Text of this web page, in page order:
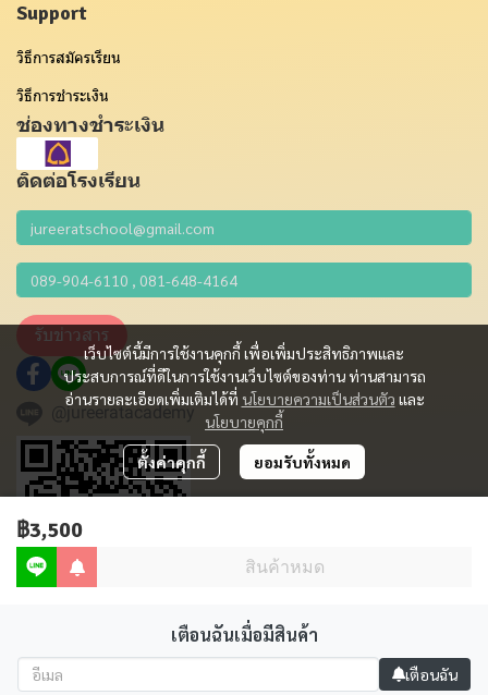
฿3,500
สินค้าหมด
เตือนฉันเมื่อมีสินค้า
เตือนฉัน
เว็บไซต์นี้มีการใช้งานคุกกี้ เพื่อเพิ่มประสิทธิภาพและ
ประสบการณ์ที่ดีในการใช้งานเว็บไซต์ของท่าน ท่านสามารถ
อ่านรายละเอียดเพิ่มเติมได้ที่ นโยบายความเป็นส่วนตัว และ
นโยบายคุกกี้
ตั้งค่าคุกกี้ ยอมรับทั้งหมด
Support
วิธีการสมัครเรียน
วิธีการชำระเงิน
ช่องทางชำระเงิน
ติดต่อโรงเรียน
รับข่าวสาร
@jureeratacademy
Copyright 2012 - 2023 | All Rights Reserved | Powered by MWE